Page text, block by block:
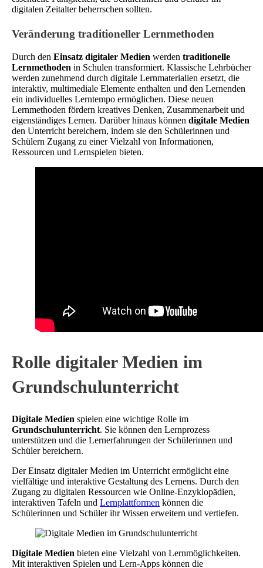
digitalen Zeitalter beherrschen sollten.
Veränderung traditioneller Lernmethoden
Durch den Einsatz digitaler Medien werden traditionelle
Lernmethoden in Schulen transformiert. Klassische Lehrbücher
werden zunehmend durch digitale Lernmaterialien ersetzt, die
interaktiv, multimediale Elemente enthalten und den Lernenden
ein individuelles Lerntempo ermöglichen. Diese neuen
Lernmethoden fördern kreatives Denken, Zusammenarbeit und
eigenständiges Lernen. Darüber hinaus können digitale Medien
den Unterricht bereichern, indem sie den Schülerinnen und
Schülern Zugang zu einer Vielzahl von Informationen,
Ressourcen und Lernspielen bieten.
Rolle digitaler Medien im
Grundschulunterricht
Digitale Medien spielen eine wichtige Rolle im
Grundschulunterricht. Sie können den Lernprozess
unterstützen und die Lernerfahrungen der Schülerinnen und
Schüler bereichern.
Der Einsatz digitaler Medien im Unterricht ermöglicht eine
vielfältige und interaktive Gestaltung des Lernens. Durch den
Zugang zu digitalen Ressourcen wie Online-Enzyklopädien,
interaktiven Tafeln und Lernplattformen können die
Schülerinnen und Schüler ihr Wissen erweitern und vertiefen.
Digitale Medien bieten eine Vielzahl von Lernmöglichkeiten.
Mit interaktiven Spielen und Lern-Apps können die